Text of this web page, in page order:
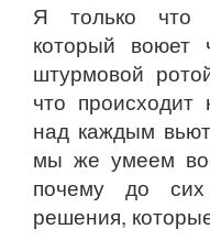
Я только что
который воюет
штурмовой
что
над каждым
мы же умеем
почему до
решения,